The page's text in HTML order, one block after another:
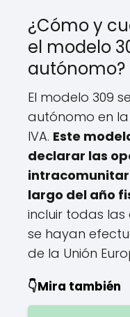
¿Cómo y
el modelo
autónomo?
El modelo 309
autónomo en
IVA. Este
declarar las
largo del año
incluir todas
se hayan
de la Unión
👇Mira también